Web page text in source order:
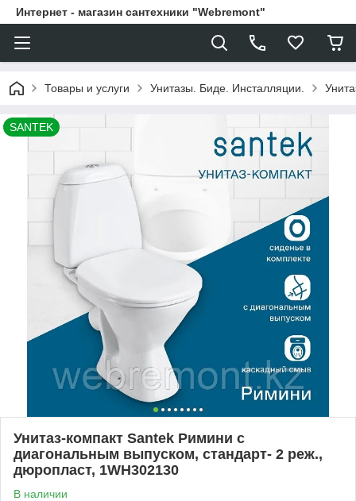
Интернет - магазин сантехники "Webremont"
Товары и услуги Унитазы. Биде. Инсталляции.
SANTEK
Унитаз-компакт Santek Римини с
диагональным выпуском, стандарт- 2 реж.,
дюропласт, 1WH302130
В наличии